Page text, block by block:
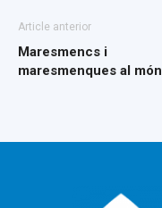
Article anterior
Maresmencs i
maresmenques al món